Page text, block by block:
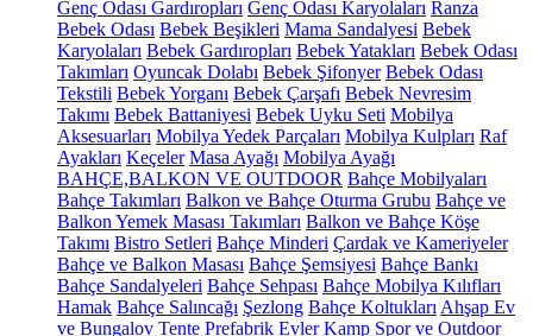
Genç Odası Gardıropları Genç Odası Karyolaları Ranza
Bebek Odası Bebek Beşikleri Mama Sandalyesi Bebek
Karyolaları Bebek Gardıropları Bebek Yatakları Bebek Odası
Takımları Oyuncak Dolabı Bebek Şifonyer Bebek Odası
Tekstili Bebek Yorganı Bebek Çarşafı Bebek Nevresim
Takımı Bebek Battaniyesi Bebek Uyku Seti Mobilya
Aksesuarları Mobilya Yedek Parçaları Mobilya Kulpları Raf
Ayakları Keçeler Masa Ayağı Mobilya Ayağı
BAHÇE,BALKON VE OUTDOOR Bahçe Mobilyaları
Bahçe Takımları Balkon ve Bahçe Oturma Grubu Bahçe ve
Balkon Yemek Masası Takımları Balkon ve Bahçe Köşe
Takımı Bistro Setleri Bahçe Minderi Çardak ve Kameriyeler
Bahçe ve Balkon Masası Bahçe Şemsiyesi Bahçe Bankı
Bahçe Sandalyeleri Bahçe Sehpası Bahçe Mobilya Kılıfları
Hamak Bahçe Salıncağı Şezlong Bahçe Koltukları Ahşap Ev
ve Bungalov Tente Prefabrik Evler Kamp Spor ve Outdoor